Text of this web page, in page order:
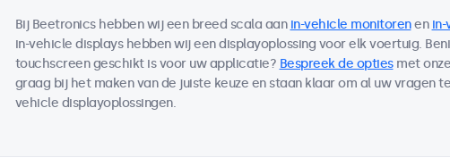
Bij Beetronics hebben wij een breed scala aan in-vehicle monitorenen
in-vehicle displays hebben wij een displayoplossing voor elk voertuig.
touchscreen geschikt is voor uw applicatie? Bespreek de optiesmet
graag bij het maken van de juiste keuze en staan klaar om al uw vragen
vehicle displayoplossingen.